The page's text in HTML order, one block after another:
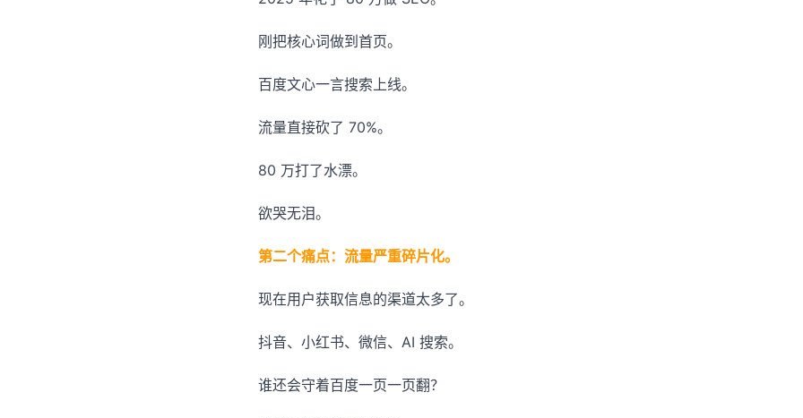
刚把核心词做到首页。
百度文心一言搜索上线。
流量直接砍了 70%。
80 万打了水漂。
欲哭无泪。
第二个痛点：流量严重碎片化。
现在用户获取信息的渠道太多了。
抖音、小红书、微信、AI 搜索。
谁还会守着百度一页一页翻？